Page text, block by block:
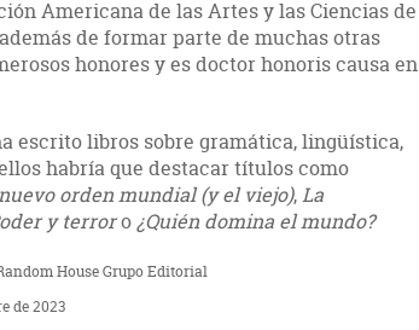
Americana de las Artes y las Ciencias de
de formar parte de muchas otras
honores y es doctor honoris causa en
escrito libros sobre gramática, lingüística,
habría que destacar títulos como
orden mundial (y el viejo),La
y terroro¿Quién domina el mundo?
House Grupo Editorial
de 2023